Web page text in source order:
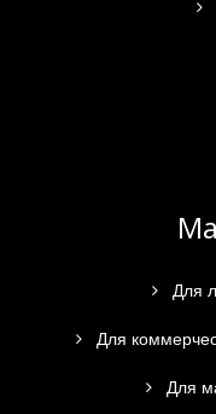
Для
Для
Для